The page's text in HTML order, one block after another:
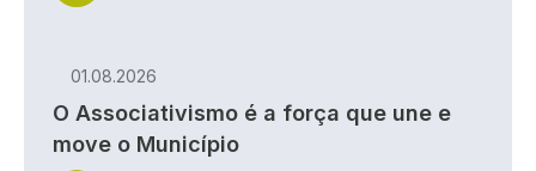
01.08.2026
O Associativismo é a força que une e
move o Município